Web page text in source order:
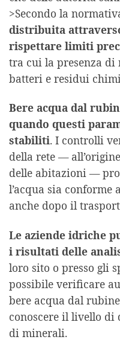
>Secondo la
distribuita
rispettare limiti
tra cui la presenza
batteri e residui
Bere acqua dal
quando questi
stabiliti. I controlli
della rete —
delle abitazioni —
l’acqua sia
anche dopo il
Le aziende idriche
i risultati delle
loro sito o presso gli
possibile verificare
bere acqua dal
conoscere il livello di
di minerali.